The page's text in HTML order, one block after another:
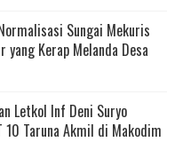
Sungai Mekuris
Kerap Melanda Desa
Letkol Inf Deni Suryo
10 Taruna Akmil di Makodim